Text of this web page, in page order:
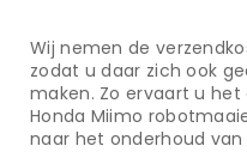
Wij nemen de
zodat u daar zich ook
maken. Zo ervaart u
Honda Miimo
naar het onderhoud van